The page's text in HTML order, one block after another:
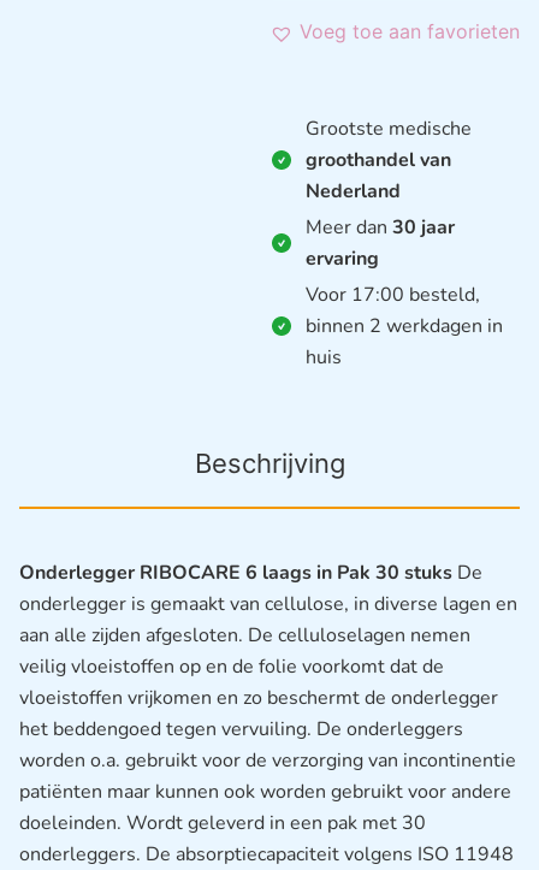
Voeg toe aan favorieten
Grootste medische
groothandel van
Nederland
Meer dan 30 jaar
ervaring
Voor 17:00 besteld,
binnen 2 werkdagen in
huis
Beschrijving
Onderlegger RIBOCARE 6 laags in Pak 30 stuks De
onderlegger is gemaakt van cellulose, in diverse lagen en
aan alle zijden afgesloten. De celluloselagen nemen
veilig vloeistoffen op en de folie voorkomt dat de
vloeistoffen vrijkomen en zo beschermt de onderlegger
het beddengoed tegen vervuiling. De onderleggers
worden o.a. gebruikt voor de verzorging van incontinentie
patiënten maar kunnen ook worden gebruikt voor andere
doeleinden. Wordt geleverd in een pak met 30
onderleggers. De absorptiecapaciteit volgens ISO 11948